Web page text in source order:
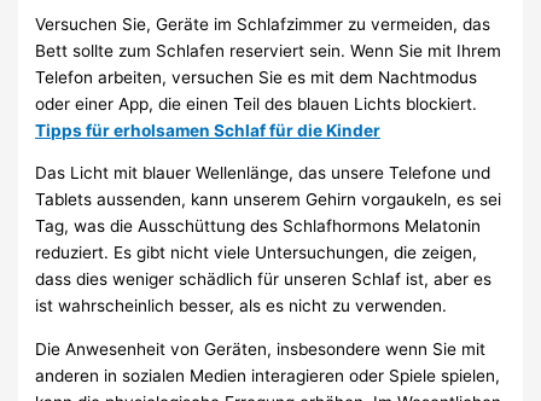
Versuchen Sie, Geräte im Schlafzimmer zu vermeiden, das
Bett sollte zum Schlafen reserviert sein. Wenn Sie mit Ihrem
Telefon arbeiten, versuchen Sie es mit dem Nachtmodus
oder einer App, die einen Teil des blauen Lichts blockiert.
Tipps für erholsamen Schlaf für die Kinder
Das Licht mit blauer Wellenlänge, das unsere Telefone und
Tablets aussenden, kann unserem Gehirn vorgaukeln, es sei
Tag, was die Ausschüttung des Schlafhormons Melatonin
reduziert. Es gibt nicht viele Untersuchungen, die zeigen,
dass dies weniger schädlich für unseren Schlaf ist, aber es
ist wahrscheinlich besser, als es nicht zu verwenden.
Die Anwesenheit von Geräten, insbesondere wenn Sie mit
anderen in sozialen Medien interagieren oder Spiele spielen,